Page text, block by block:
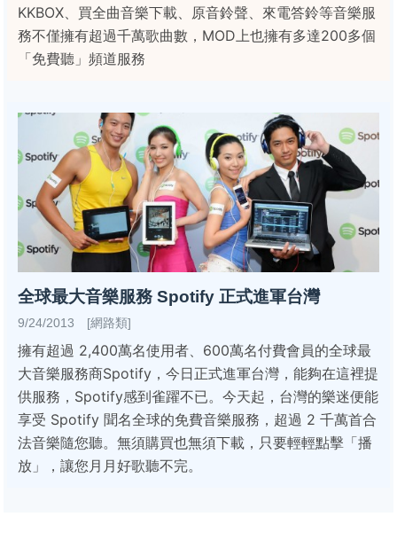
KKBOX、買全曲音樂下載、原音鈴聲、來電答鈴等音樂服
務不僅擁有超過千萬歌曲數，MOD上也擁有多達200多個
「免費聽」頻道服務
全球最大音樂服務 Spotify 正式進軍台灣
9/24/2013 [網路類]
擁有超過 2,400萬名使用者、600萬名付費會員的全球最
大音樂服務商Spotify，今日正式進軍台灣，能夠在這裡提
供服務，Spotify感到雀躍不已。今天起，台灣的樂迷便能
享受 Spotify 聞名全球的免費音樂服務，超過 2 千萬首合
法音樂隨您聽。無須購買也無須下載，只要輕輕點擊「播
放」，讓您月月好歌聽不完。